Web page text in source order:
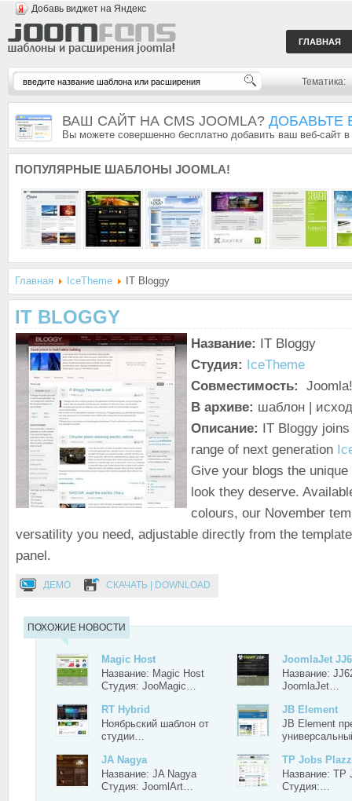
Добавь виджет на Яндекс
ГЛАВНАЯ
Тематика:
ВАШ САЙТ НА CMS JOOMLA? ДОБАВЬТЕ
Вы можете совершенно бесплатно добавить ваш веб-сайт
ПОПУЛЯРНЫЕ ШАБЛОНЫ JOOMLA!
Главная IceTheme IT Bloggy
IT BLOGGY
Название: IT Bloggy
Студия: IceTheme
Совместимость:
В архиве: шаблон |
Описание: IT Bloggy
range of next generation
Give your blogs the
look they deserve.
colours, our November
versatility you need, adjustable directly from the
panel.
ДЕМО СКАЧАТЬ | DOWNLOAD
ПОХОЖИЕ НОВОСТИ
Magic Host
Название: Magic Host
Студия: JooMagic…
JoomlaJet
Название:
JoomlaJet…
RT Hybrid
Ноябрьский шаблон от
студии…
JB Element
JB Element
JA Nagya
Название: JA Nagya
Студия: JoomlArt…
TP Jobs
Название: TP
Студия:…